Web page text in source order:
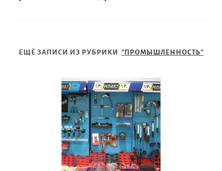
ЕЩЁ ЗАПИСИ ИЗ РУБРИКИ "ПРОМЫШЛЕННОСТЬ"